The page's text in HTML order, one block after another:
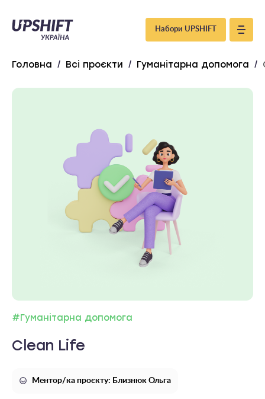
Upshift
–
Україна
Набори UPSHIFT
Головна / Всі проєкти / Гуманітарна допомога /
#Гуманітарна допомога
Clean Life
Ментор/ка проєкту: Близнюк Ольга